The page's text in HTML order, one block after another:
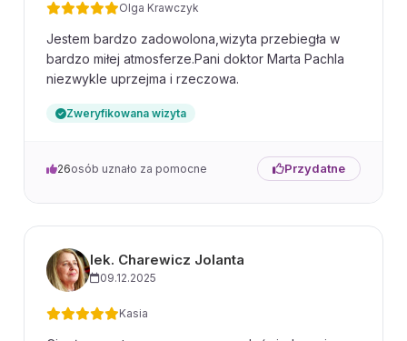
Olga Krawczyk
Jestem bardzo zadowolona,wizyta przebiegła w
bardzo miłej atmosferze.Pani doktor Marta Pachla
niezwykle uprzejma i rzeczowa.
Zweryfikowana wizyta
26osób uznało za pomocne Przydatne
lek. Charewicz Jolanta
09.12.2025
Kasia